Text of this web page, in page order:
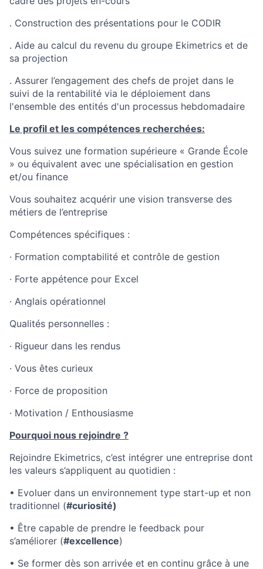
. Construction des présentations pour le CODIR
. Aide au calcul du revenu du groupe Ekimetrics et de
sa projection
. Assurer l’engagement des chefs de projet dans le
suivi de la rentabilité via le déploiement dans
l'ensemble des entités d'un processus hebdomadaire
Le profil et les compétences recherchées:
Vous suivez une formation supérieure « Grande École
» ou équivalent avec une spécialisation en gestion
et/ou finance
Vous souhaitez acquérir une vision transverse des
métiers de l’entreprise
Compétences spécifiques :
· Formation comptabilité et contrôle de gestion
· Forte appétence pour Excel
· Anglais opérationnel
Qualités personnelles :
· Rigueur dans les rendus
· Vous êtes curieux
· Force de proposition
· Motivation / Enthousiasme
Pourquoi nous rejoindre ?
Rejoindre Ekimetrics, c’est intégrer une entreprise dont
les valeurs s’appliquent au quotidien :
• Evoluer dans un environnement type start-up et non
traditionnel (#curiosité)
• Être capable de prendre le feedback pour
s’améliorer (#excellence)
• Se former dès son arrivée et en continu grâce à une